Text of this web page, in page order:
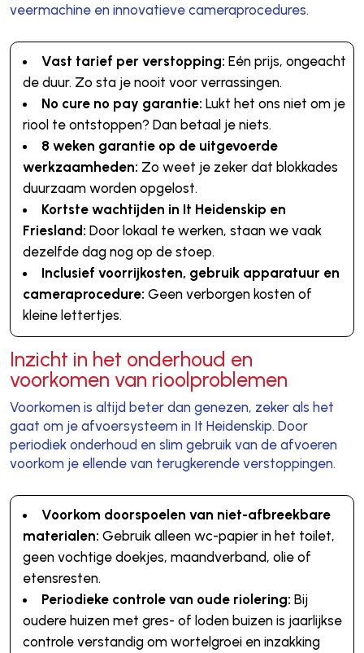
veermachine en innovatieve cameraprocedures.
Vast tarief per verstopping: Eén prijs, ongeacht
de duur. Zo sta je nooit voor verrassingen.
No cure no pay garantie: Lukt het ons niet om je
riool te ontstoppen? Dan betaal je niets.
8 weken garantie op de uitgevoerde
werkzaamheden: Zo weet je zeker dat blokkades
duurzaam worden opgelost.
Kortste wachtijden in It Heidenskip en
Friesland: Door lokaal te werken, staan we vaak
dezelfde dag nog op de stoep.
Inclusief voorrijkosten, gebruik apparatuur en
cameraprocedure: Geen verborgen kosten of
kleine lettertjes.
Inzicht in het onderhoud en
voorkomen van rioolproblemen
Voorkomen is altijd beter dan genezen, zeker als het
gaat om je afvoersysteem in It Heidenskip. Door
periodiek onderhoud en slim gebruik van de afvoeren
voorkom je ellende van terugkerende verstoppingen.
Voorkom doorspoelen van niet-afbreekbare
materialen: Gebruik alleen wc-papier in het toilet,
geen vochtige doekjes, maandverband, olie of
etensresten.
Periodieke controle van oude riolering: Bij
oudere huizen met gres- of loden buizen is jaarlijkse
controle verstandig om wortelgroei en inzakking